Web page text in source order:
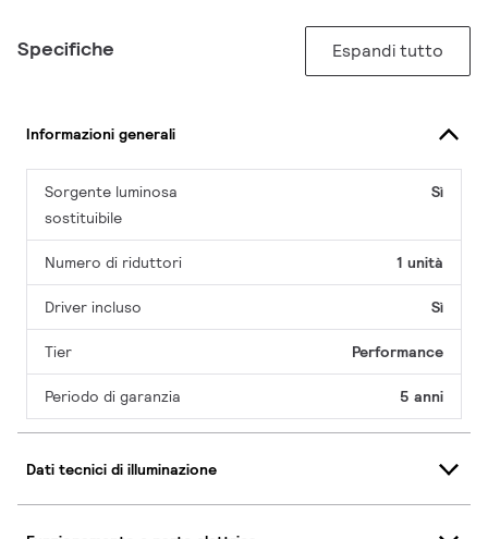
Specifiche Espandi tutto
Informazioni generali
Sorgente luminosa
sostituibile
Sì
Numero di riduttori 1 unità
Driver incluso Sì
Tier Performance
Periodo di garanzia 5 anni
Dati tecnici di illuminazione